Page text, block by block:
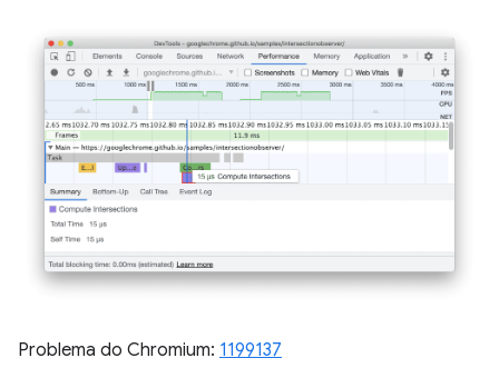
Problema do Chromium: 1199137